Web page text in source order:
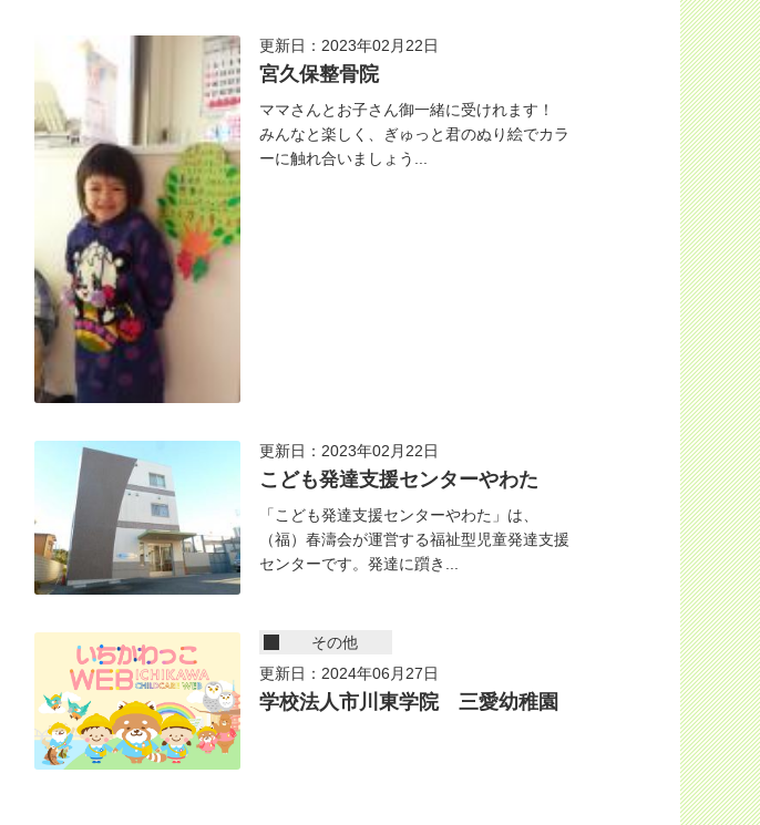
更新日：2023年02月22日
宮久保整骨院
ママさんとお子さん御一緒に受けれます！
みんなと楽しく、ぎゅっと君のぬり絵でカラ
ーに触れ合いましょう...
更新日：2023年02月22日
こども発達支援センターやわた
「こども発達支援センターやわた」は、
（福）春濤会が運営する福祉型児童発達支援
センターです。発達に躓き...
その他
更新日：2024年06月27日
学校法人市川東学院 三愛幼稚園